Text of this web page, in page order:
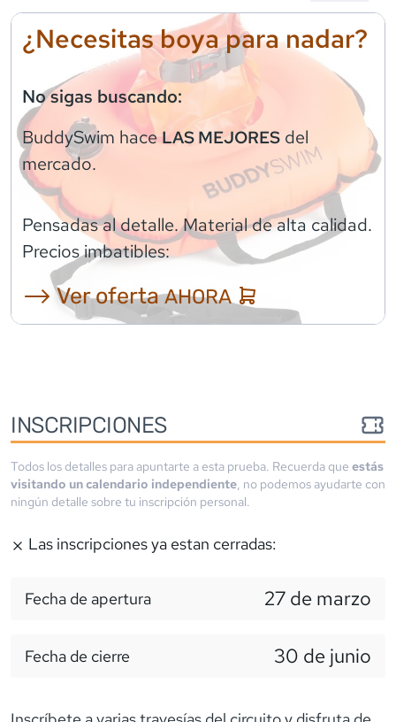
¿Necesitas boya para nadar?
No sigas buscando:
BuddySwim haceLAS MEJORES del
mercado.
Pensadas al detalle. Material de alta calidad.
Precios imbatibles:
⟶ Ver ofertaAHORA
INSCRIPCIONES
Todos los detalles para apuntarte a esta prueba. Recuerda que estás
visitando un calendario independiente, no podemos ayudarte con
ningún detalle sobre tu inscripción personal.
Las inscripciones ya estan cerradas:
Fecha de apertura 27 de marzo
Fecha de cierre 30 de junio